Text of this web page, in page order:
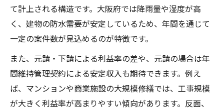
て計上される構造です。大阪府では降雨量や湿度が高
く、建物の防水需要が安定しているため、年間を通じて
一定の案件数が見込めるのが特徴です。
また、元請・下請による利益率の差や、元請の場合は年
間維持管理契約による安定収入も期待できます。例え
ば、マンションや商業施設の大規模修繕では、工事規模
が大きく利益率が高まりやすい傾向があります。反面、